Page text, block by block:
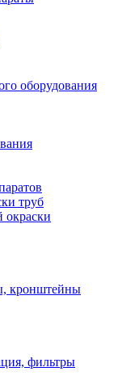
оборудования
труб
окраски
кронштейны
фильтры